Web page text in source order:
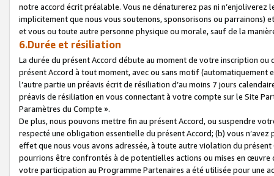
notre accord écrit préalable. Vous ne dénaturerez pas ni
implicitement que nous vous soutenons, sponsorisons ou parrainons)
et vous ou toute autre personne physique ou morale, sauf de la
6.Durée et résiliation
La durée du présent Accord débute au moment de votre inscription
présent Accord à tout moment, avec ou sans motif (automatiquement
l’autre partie un préavis écrit de résiliation d’au moins 7 jours
préavis de résiliation en vous connectant à votre compte sur le Site
Paramètres du Compte ».
De plus, nous pouvons mettre fin au présent Accord, ou suspendre
respecté une obligation essentielle du présent Accord; (b) vous
effet que nous vous avons adressée, à toute autre violation du
pourrions être confrontés à de potentielles actions ou mises en
votre participation au Programme Partenaires a été utilisée pour une